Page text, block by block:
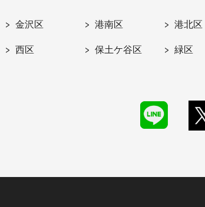
金沢区 港南区 港北区
西区 保土ケ谷区 緑区